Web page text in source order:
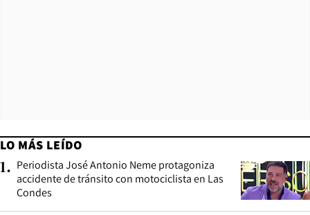
LO MÁS LEÍDO
1. Periodista José Antonio Neme protagoniza
accidente de tránsito con motociclista en Las
Condes